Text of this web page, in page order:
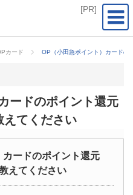
カード OP（小田急ポイント）カードの
ードのポイント還元
えてください
ードのポイント還元
えてください